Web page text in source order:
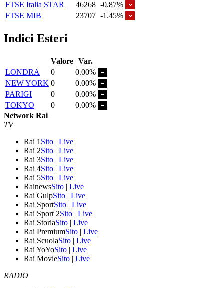
FTSE Italia STAR
46268 -0.87%
FTSE MIB
23707 -1.45%
Indici Esteri
Valore Var.
LONDRA
0
0.00%
NEW YORK 0
0.00%
PARIGI
0
0.00%
TOKYO
0
0.00%
Network Rai
TV
Rai 1 Sito | Live
Rai 2Sito | Live
Rai 3Sito | Live
Rai 4Sito | Live
Rai 5Sito | Live
RainewsSito | Live
Rai GulpSito | Live
Rai SportSito | Live
Rai Sport 2Sito | Live
Rai StoriaSito | Live
Rai PremiumSito | Live
Rai ScuolaSito | Live
Rai YoYoSito | Live
Rai MovieSito | Live
RADIO